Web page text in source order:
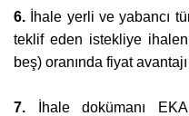
6. İhale yerli ve yabancı
teklif eden istekliye
beş) oranında fiyat
7.
İhale dokümanı